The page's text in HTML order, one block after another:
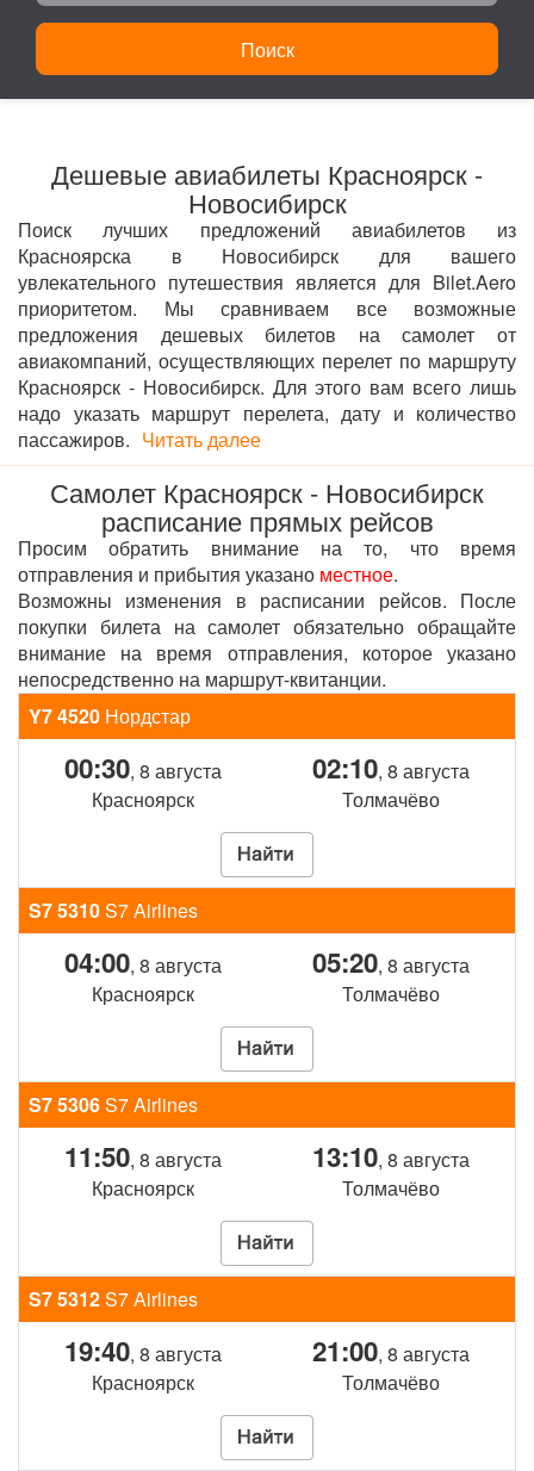
Поиск
Дешевые авиабилеты Красноярск -
Новосибирск
Поиск лучших предложений авиабилетов из
Красноярска в Новосибирск для вашего
увлекательного путешествия является для Bilet.Aero
приоритетом. Мы сравниваем все возможные
предложения дешевых билетов на самолет от
авиакомпаний, осуществляющих перелет по маршруту
Красноярск - Новосибирск. Для этого вам всего лишь
надо указать маршрут перелета, дату и количество
пассажиров. Читать далее
Самолет Красноярск - Новосибирск
расписание прямых рейсов
Просим обратить внимание на то, что время
отправления и прибытия указано местное.
Возможны изменения в расписании рейсов. После
покупки билета на самолет обязательно обращайте
внимание на время отправления, которое указано
непосредственно на маршрут-квитанции.
Y7 4520 Нордстар
00:30, 8 августа
Красноярск
02:10, 8 августа
Толмачёво
S7 5310S7 Airlines
04:00, 8 августа
Красноярск
05:20, 8 августа
Толмачёво
S7 5306S7 Airlines
11:50, 8 августа
Красноярск
13:10, 8 августа
Толмачёво
S7 5312S7 Airlines
19:40, 8 августа
Красноярск
21:00, 8 августа
Толмачёво